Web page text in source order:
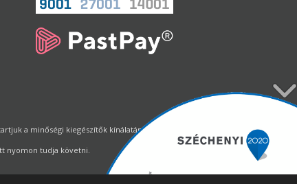
a minőségi kiegészítők kínálatának állandó biztosítását.
nyomon tudja követni.